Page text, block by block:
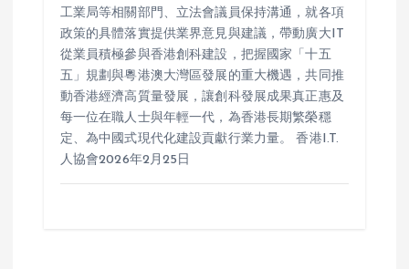
工業局等相關部門、立法會議員保持溝通，就各項
政策的具體落實提供業界意見與建議，帶動廣大IT
從業員積極參與香港創科建設，把握國家「十五
五」規劃與粵港澳大灣區發展的重大機遇，共同推
動香港經濟高質量發展，讓創科發展成果真正惠及
每一位在職人士與年輕一代，為香港長期繁榮穩
定、為中國式現代化建設貢獻行業力量。 香港I.T.
人協會2026年2月25日